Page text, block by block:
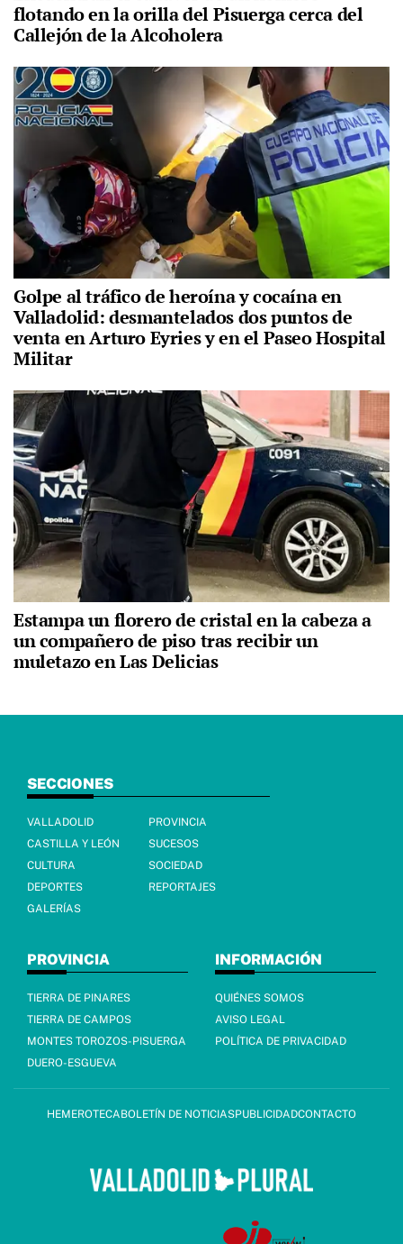
flotando en la orilla del Pisuerga cerca del
Callejón de la Alcoholera
Golpe al tráfico de heroína y cocaína en
Valladolid: desmantelados dos puntos de
venta en Arturo Eyries y en el Paseo Hospital
Militar
Estampa un florero de cristal en la cabeza a
un compañero de piso tras recibir un
muletazo en Las Delicias
SECCIONES
VALLADOLID
PROVINCIA
CASTILLA Y LEÓN
SUCESOS
CULTURA
SOCIEDAD
DEPORTES
REPORTAJES
GALERÍAS
PROVINCIA
TIERRA DE PINARES
TIERRA DE CAMPOS
MONTES TOROZOS-PISUERGA
DUERO-ESGUEVA
INFORMACIÓN
QUIÉNES SOMOS
AVISO LEGAL
POLÍTICA DE PRIVACIDAD
HEMEROTECABOLETÍN DE NOTICIASPUBLICIDADCONTACTO